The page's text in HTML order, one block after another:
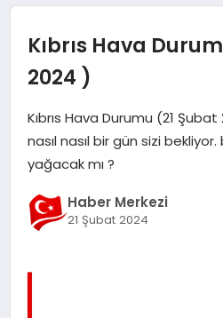
DÜNYA
EĞITIM
EKONOMI
Kıbrıs Hava
2024 )
Kıbrıs Hava Durumu (21
nasıl nasıl bir gün sizi
yağacak mı ?
Haber Merkezi
21 Şubat 2024